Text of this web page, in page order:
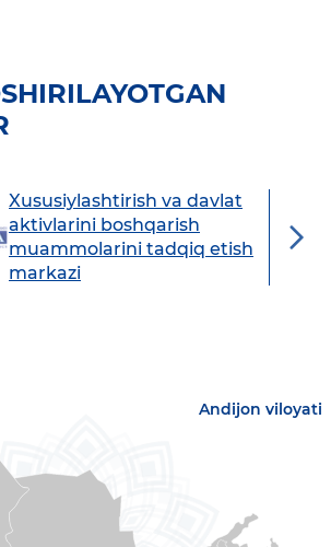
Xususiylashtirish va davlat
aktivlarini boshqarish
muammolarini tadqiq etish
markazi
Andijon viloyati